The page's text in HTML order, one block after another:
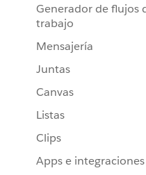
Generador de flujos
trabajo
Mensajería
Juntas
Canvas
Listas
Clips
Apps e integraciones